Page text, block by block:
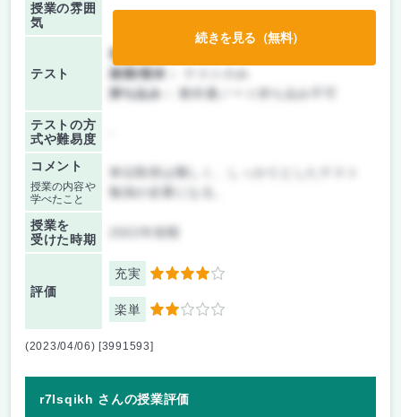
授業の雰囲
気
テスト
前期/中間：
後期/期末：
持ち込み：
教科書ノート持ち込み不可
テストの方
式や難易度
コメント
授業の内容や
学べたこと
勉強が必要になる。
授業を
受けた時期
評価
充実 4
楽単 2
続きを見る（無料）
(2023/04/06) [3991593]
r7Isqikh さんの授業評価